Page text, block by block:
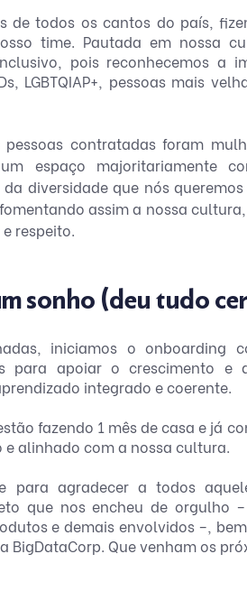
de todos os cantos do país,
time. Pautada em nossa
pois reconhecemos a
LGBTQIAP+, pessoas mais
contratadas foram
espaço majoritariamente
diversidade que nós
assim a nossa
respeito.
sonho (deu tudo
iniciamos o onboarding
para apoiar o crescimento e
integrado e coerente.
fazendo 1 mês de casa e já
alinhado com a nossa cultura.
para agradecer a todos
que nos encheu de orgulho –
e demais envolvidos –,
BigDataCorp. Que venham os